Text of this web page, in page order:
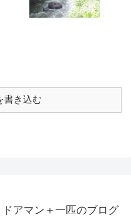
書き込む
アマン＋一匹のブログ